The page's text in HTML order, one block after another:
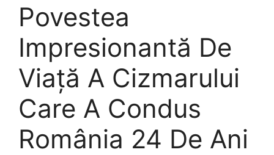
Povestea
Impresionantă De
Viață A Cizmarului
Care A Condus
România 24 De Ani